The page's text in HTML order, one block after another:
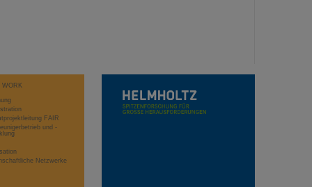
WORK
FAIR
und -
Netzwerke